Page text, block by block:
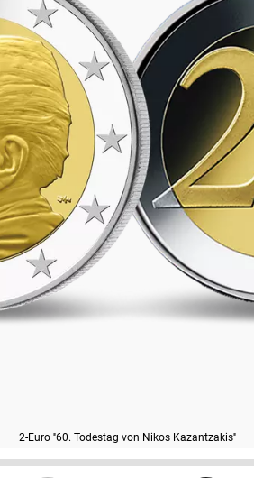
2-Euro ''60. Todestag von Nikos Kazantzakis''